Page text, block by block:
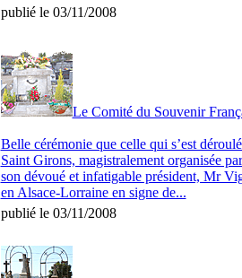
publié le 03/11/2008
Le Comité du Souvenir
Belle cérémonie que celle qui s’est
Saint Girons, magistralement organisée
son dévoué et infatigable président, Mr
en Alsace-Lorraine en signe de...
publié le 03/11/2008